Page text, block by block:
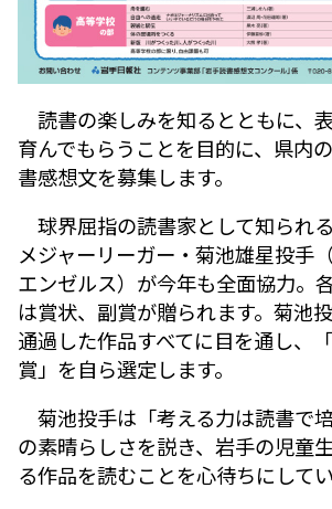
読書の楽しみを知るとともに、
育んでもらうことを目的に、県内
書感想文を募集します。
球界屈指の読書家として知られ
メジャーリーガー・菊池雄星投手
エンゼルス）が今年も全面協力。
は賞状、副賞が贈られます。菊池
通過した作品すべてに目を通し、
賞」を自ら選定します。
菊池投手は「考える力は読書で
の素晴らしさを説き、岩手の児童
る作品を読むことを心待ちにしてい